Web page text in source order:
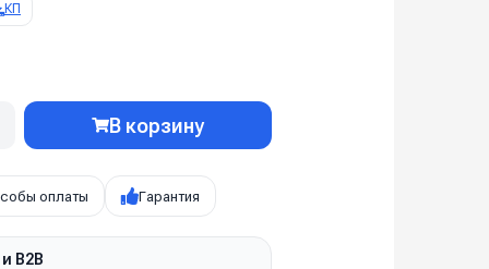
КП
В корзину
оплаты Гарантия
B2B